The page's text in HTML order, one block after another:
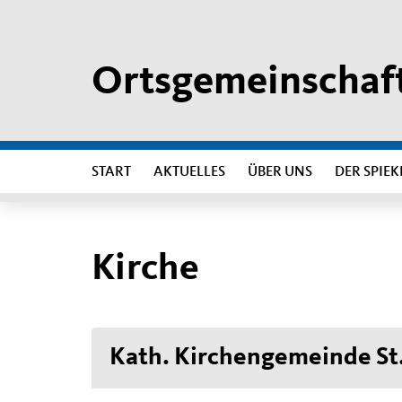
START AKTUELLES ÜBER UNS DER
Kirche
Kath. Kirchengemeinde